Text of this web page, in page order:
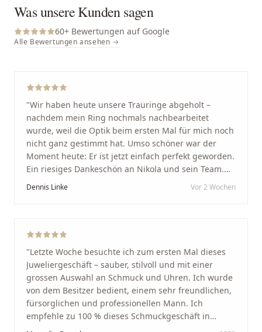
Was unsere Kunden sagen
60+ Bewertungen auf Google
Alle Bewertungen ansehen →
"Wir haben heute unsere Trauringe abgeholt –
nachdem mein Ring nochmals nachbearbeitet
wurde, weil die Optik beim ersten Mal für mich noch
nicht ganz gestimmt hat. Umso schöner war der
Moment heute: Er ist jetzt einfach perfekt geworden.
Ein riesiges Dankeschön an Nikola und sein Team.
Vom ersten Termin an wurden wir jedes Mal
Arbeit und seine Kunden wirklich am Herzen liegen.
Service und echte Herzlichkeit schätzt, ist hier genau
richtig."
Dennis Linke Vor 2 Wochen
"Letzte Woche besuchte ich zum ersten Mal dieses
Juweliergeschäft – sauber, stilvoll und mit einer
grossen Auswahl an Schmuck und Uhren. Ich wurde
von dem Besitzer bedient, einem sehr freundlichen,
fürsorglichen und professionellen Mann. Ich
empfehle zu 100 % dieses Schmuckgeschäft in
Schaffhausen. Ich selbst war sehr zufrieden und